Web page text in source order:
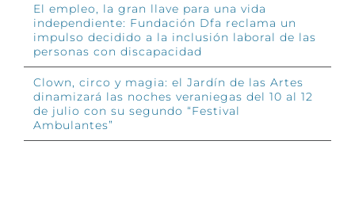
El empleo, la gran llave para una vida
independiente: Fundación Dfa reclama un
impulso decidido a la inclusión laboral de las
personas con discapacidad
Clown, circo y magia: el Jardín de las Artes
dinamizará las noches veraniegas del 10 al 12
de julio con su segundo “Festival
Ambulantes”